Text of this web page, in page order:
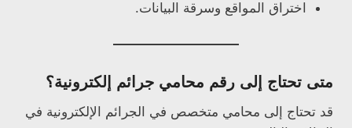
اختراق المواقع وسرقة البيانات.
متى تحتاج إلى رقم محامي جرائم إلكترونية؟
قد تحتاج إلى محامي متخصص في الجرائم الإلكترونية في